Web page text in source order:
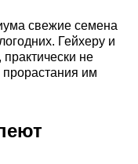
свежие семена
Гейхеру и
не
прорастания им